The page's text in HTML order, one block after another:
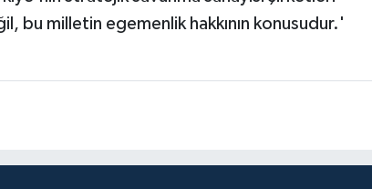
bu milletin egemenlik hakkının konusudur.'